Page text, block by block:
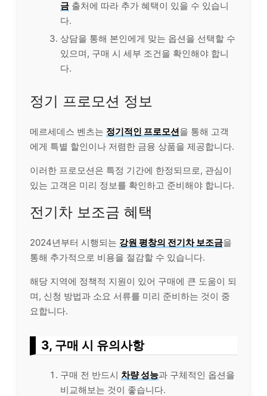
금 출처에 따라 추가 혜택이 있을 수 있습니
다.
상담을 통해 본인에게 맞는 옵션을 선택할 수
있으며, 구매 시 세부 조건을 확인해야 합니
다.
정기 프로모션 정보
메르세데스 벤츠는 정기적인 프로모션을 통해 고객
에게 특별 할인이나 저렴한 금융 상품을 제공합니다.
이러한 프로모션은 특정 기간에 한정되므로, 관심이
있는 고객은 미리 정보를 확인하고 준비해야 합니다.
전기차 보조금 혜택
2024년부터 시행되는 강원 평창의 전기차 보조금을
통해 추가적으로 비용을 절감할 수 있습니다.
해당 지역에 정책적 지원이 있어 구매에 큰 도움이 되
며, 신청 방법과 소요 서류를 미리 준비하는 것이 중
요합니다.
3, 구매 시 유의사항
구매 전 반드시 차량 성능과 구체적인 옵션을
비교해보는 것이 좋습니다.